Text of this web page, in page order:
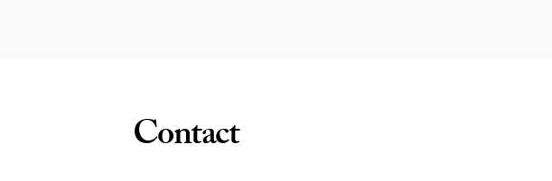
finition en résine brillante qui révèle toute l’intensité de leurs
Contact